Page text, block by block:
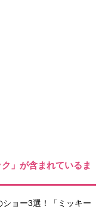
」が含まれているま
ショー3選！「ミッキー